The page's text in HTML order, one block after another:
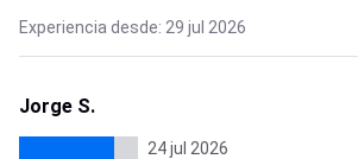
Experiencia desde: 29 jul 2026
Jorge S.
24 jul 2026